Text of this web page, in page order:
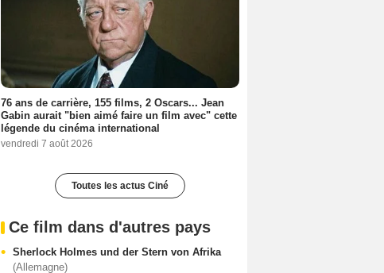
76 ans de carrière, 155 films, 2 Oscars... Jean
Gabin aurait "bien aimé faire un film avec" cette
légende du cinéma international
vendredi 7 août 2026
Toutes les actus Ciné
Ce film dans d'autres pays
Sherlock Holmes und der Stern von Afrika
(Allemagne)